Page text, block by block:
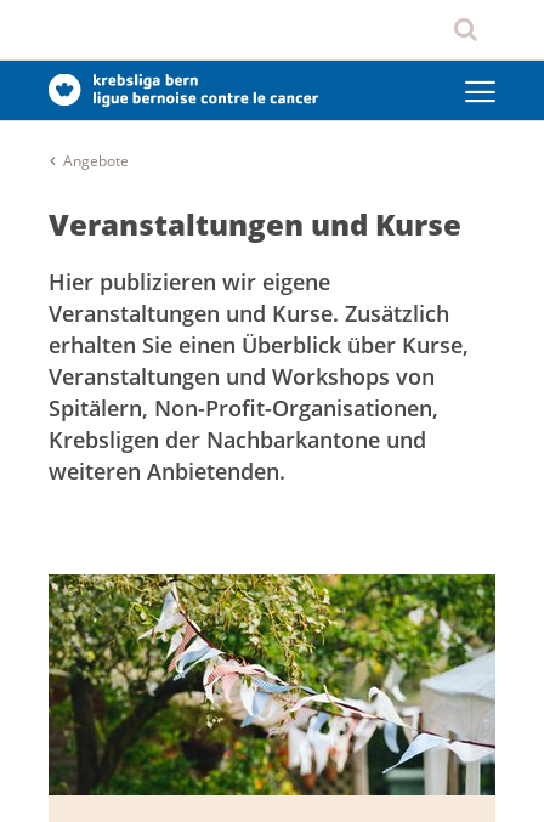
Angebote
Veranstaltungen und Kurse
Hier publizieren wir eigene
Veranstaltungen und Kurse. Zusätzlich
erhalten Sie einen Überblick über Kurse,
Veranstaltungen und Workshops von
Spitälern, Non-Profit-Organisationen,
Krebsligen der Nachbarkantone und
weiteren Anbietenden.